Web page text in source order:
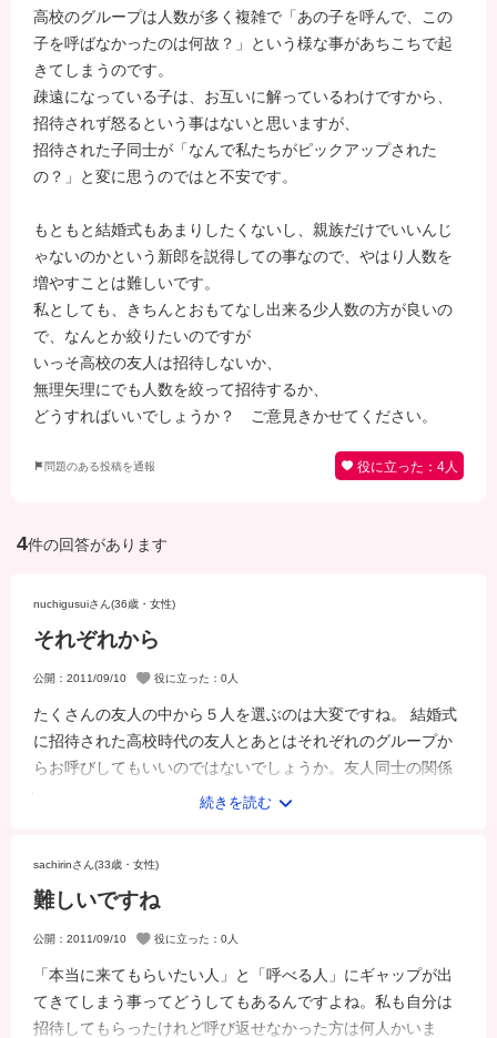
高校のグループは人数が多く複雑で「あの子を呼んで、この
子を呼ばなかったのは何故？」という様な事があちこちで起
きてしまうのです。
疎遠になっている子は、お互いに解っているわけですから、
招待されず怒るという事はないと思いますが、
招待された子同士が「なんで私たちがピックアップされた
の？」と変に思うのではと不安です。
もともと結婚式もあまりしたくないし、親族だけでいいんじ
ゃないのかという新郎を説得しての事なので、やはり人数を
増やすことは難しいです。
私としても、きちんとおもてなし出来る少人数の方が良いの
で、なんとか絞りたいのですが
いっそ高校の友人は招待しないか、
無理矢理にでも人数を絞って招待するか、
どうすればいいでしょうか？ ご意見きかせてください。
問題のある投稿を通報 役に立った： 4 人
4件の回答があります
nuchigusuiさん(36歳・女性)
それぞれから
公開：2011/09/10 役に立った： 0人
たくさんの友人の中から５人を選ぶのは大変ですね。 結婚式
に招待された高校時代の友人とあとはそれぞれのグループか
らお呼びしてもいいのではないでしょうか。友人同士の関係
性で選ぶよりも本当に招待したい友人...
続きを読む
sachirinさん(33歳・女性)
難しいですね
公開：2011/09/10 役に立った： 0人
「本当に来てもらいたい人」と「呼べる人」にギャップが出
てきてしまう事ってどうしてもあるんですよね。私も自分は
招待してもらったけれど呼び返せなかった方は何人かいま